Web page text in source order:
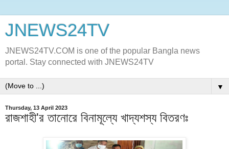
JNEWS24TV
JNEWS24TV.COM is one of the popular Bangla news
portal. Stay connected with JNEWS24TV
▼
Thursday, 13 April 2023
রাজশাহী'র তানোরে বিনামূল্যে খাদ্যশস্য বিতরণঃ